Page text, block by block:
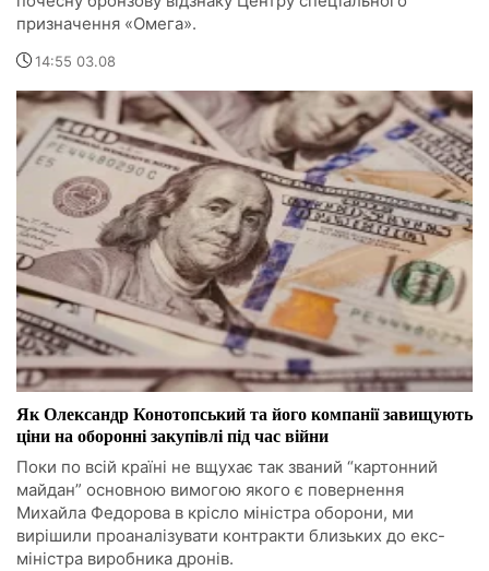
призначення «Омега».
14:55 03.08
Як Олександр Конотопський та його компанії завищують
ціни на оборонні закупівлі під час війни
Поки по всій країні не вщухає так званий “картонний
майдан” основною вимогою якого є повернення
Михайла Федорова в крісло міністра оборони, ми
вирішили проаналізувати контракти близьких до екс-
міністра виробника дронів.